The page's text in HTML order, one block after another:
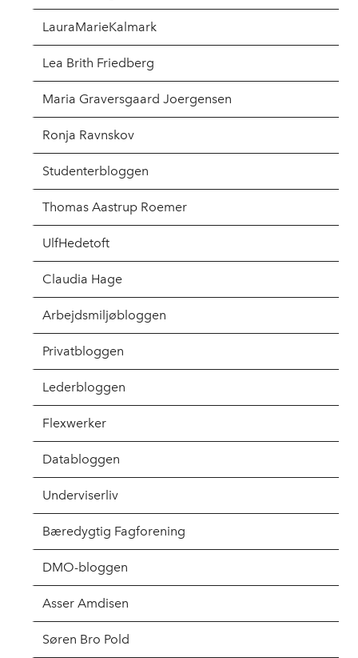
LauraMarieKalmark
Lea Brith Friedberg
Maria Graversgaard Joergensen
Ronja Ravnskov
Studenterbloggen
Thomas Aastrup Roemer
UlfHedetoft
Claudia Hage
Arbejdsmiljøbloggen
Privatbloggen
Lederbloggen
Flexwerker
Databloggen
Underviserliv
Bæredygtig Fagforening
DMO-bloggen
Asser Amdisen
Søren Bro Pold